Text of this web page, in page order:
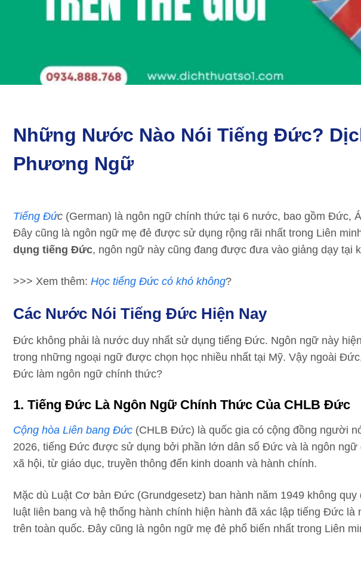
Những Nước Nào Nói Tiếng Đức?
Phương Ngữ
Tiếng Đức (German) là ngôn ngữ chính thức tại 6 nước, bao gồm Đức,
Đây cũng là ngôn ngữ mẹ đẻ được sử dụng rộng rãi nhất trong Liên
dụng tiếng Đức​, ngôn ngữ này cũng đang được đưa vào giảng dạy tại
>>> Xem thêm: Học tiếng Đức có khó không?
Các Nước Nói Tiếng Đức Hiện Nay
Đức không phải là nước duy nhất sử dụng tiếng Đức. Ngôn ngữ này
trong những ngoại ngữ được chọn học nhiều nhất tại Mỹ. Vậy ngoài
Đức làm ngôn ngữ chính thức?
1. Tiếng Đức Là Ngôn Ngữ Chính Thức Của CHLB Đức
Cộng hòa Liên bang Đức (CHLB Đức) là quốc gia có cộng đồng người
2026, tiếng Đức được sử dụng bởi phần lớn dân số Đức và là ngôn
xã hội, từ giáo dục, truyền thông đến kinh doanh và hành chính.
Mặc dù Luật Cơ bản Đức (Grundgesetz) ban hành năm 1949 không
luật liên bang và hệ thống hành chính hiện hành đã xác lập tiếng Đức
trên toàn quốc. Đây cũng là ngôn ngữ mẹ đẻ phổ biến nhất trong Liên